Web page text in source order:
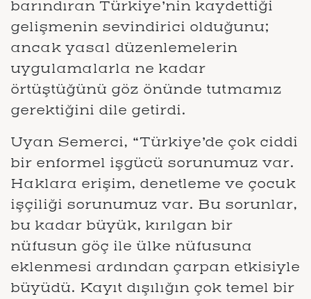
barındıran Türkiye’nin kaydettiği
gelişmenin sevindirici olduğunu;
ancak yasal düzenlemelerin
uygulamalarla ne kadar
örtüştüğünü göz önünde tutmamız
gerektiğini dile getirdi.
Uyan Semerci, “Türkiye’de çok ciddi
bir enformel işgücü sorunumuz var.
Haklara erişim, denetleme ve çocuk
işçiliği sorunumuz var. Bu sorunlar,
bu kadar büyük, kırılgan bir
nüfusun göç ile ülke nüfusuna
eklenmesi ardından çarpan etkisiyle
büyüdü. Kayıt dışılığın çok temel bir